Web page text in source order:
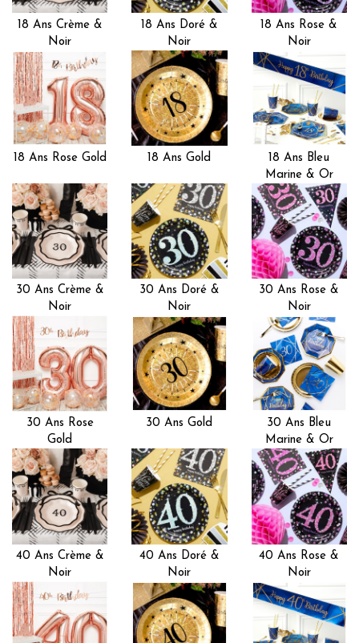
18 Ans Crème &
Noir
18 Ans Doré &
Noir
18 Ans Rose &
Noir
18 Ans Rose Gold 18 Ans Gold
18 Ans Bleu
Marine & Or
30 Ans Crème &
Noir
30 Ans Doré &
Noir
30 Ans Rose &
Noir
30 Ans Rose
Gold
30 Ans Gold
30 Ans Bleu
Marine & Or
40 Ans Crème &
Noir
40 Ans Doré &
Noir
40 Ans Rose &
Noir